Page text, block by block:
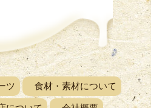
ツ 食材・素材について